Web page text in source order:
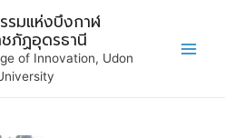
รมแห่งบึงกาฬ
ภัฏอุดรธานี
of Innovation, Udon